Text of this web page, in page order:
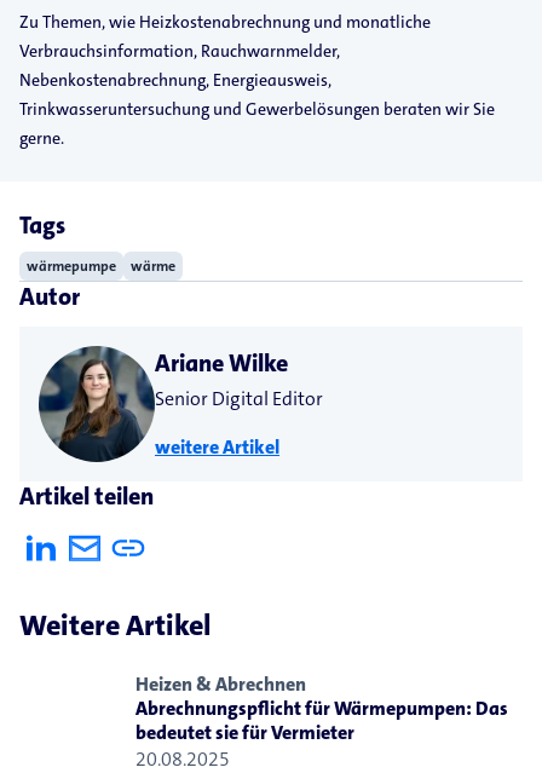
Zu Themen, wie Heizkostenabrechnung und monatliche
Verbrauchsinformation, Rauchwarnmelder,
Nebenkostenabrechnung, Energieausweis,
Trinkwasseruntersuchung und Gewerbelösungen beraten wir Sie
gerne.
Tags
wärmepumpe wärme
Autor
Ariane Wilke
Senior Digital Editor
weitere Artikel
Artikel teilen
Weitere Artikel
Heizen & Abrechnen
Abrechnungspflicht für Wärmepumpen: Das
bedeutet sie für Vermieter
20.08.2025